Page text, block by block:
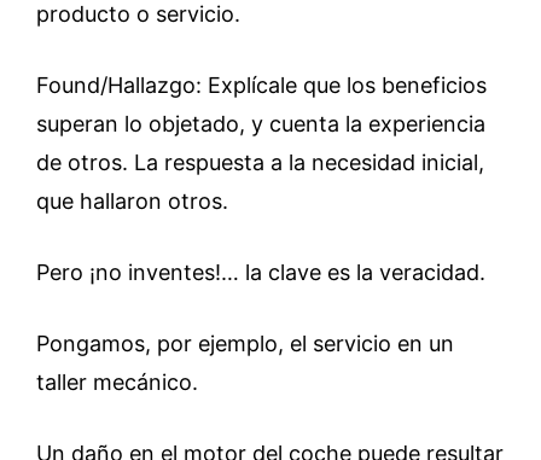
producto o servicio.
Found/Hallazgo: Explícale que los beneficios
superan lo objetado, y cuenta la experiencia
de otros. La respuesta a la necesidad inicial,
que hallaron otros.
Pero ¡no inventes!… la clave es la veracidad.
Pongamos, por ejemplo, el servicio en un
taller mecánico.
Un daño en el motor del coche puede resultar